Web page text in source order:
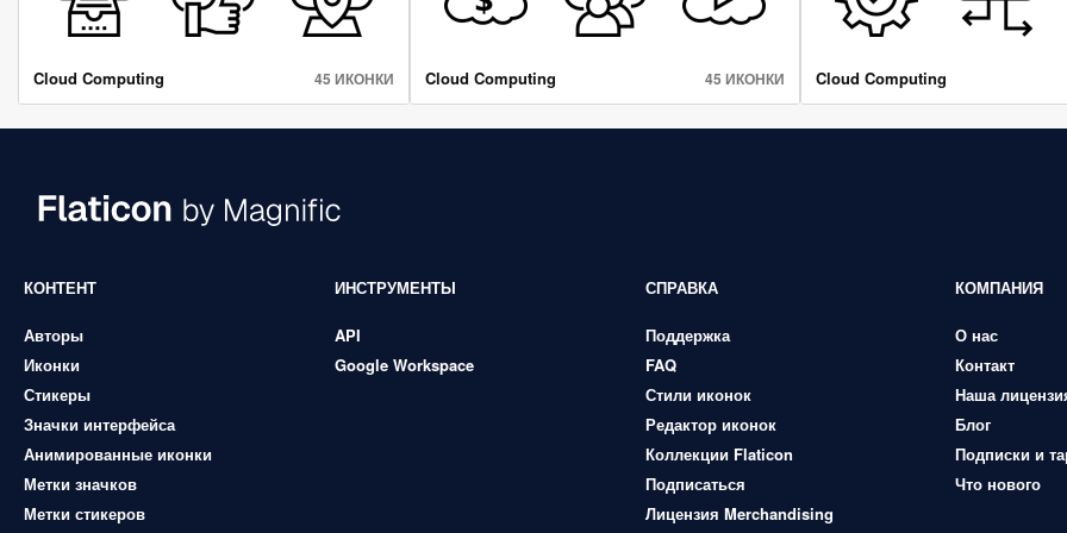
Cloud Computing 45 ИКОНКИ Cloud Computing 45 ИКОНКИ Cloud Computing
КОНТЕНТ
Авторы
Иконки
Стикеры
Значки интерфейса
Анимированные иконки
Метки значков
Метки стикеров
ИНСТРУМЕНТЫ
API
Google Workspace
СПРАВКА
Поддержка
FAQ
Стили иконок
Редактор иконок
Коллекции Flaticon
Подписаться
Лицензия Merchandising
КОМПАНИЯ
О нас
Контакт
Наша
Блог
Подписки и
Что нового